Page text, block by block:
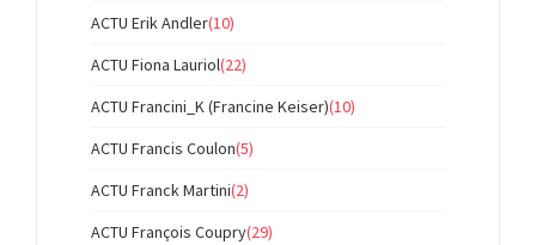
ACTU Erik Andler(10)
ACTU Fiona Lauriol(22)
ACTU Francini_K (Francine Keiser)(10)
ACTU Francis Coulon(5)
ACTU Franck Martini(2)
ACTU François Coupry(29)